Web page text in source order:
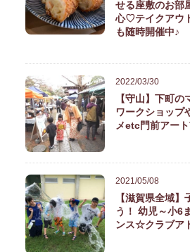
せる座敷のお部
心♡テイクアウ
も随時開催中♪
2022/03/30
【守山】下町
ワークショップ
メetc門前アー
2021/05/08
【滋賀県全域
う！ 幼児～小6
ンス☆クラブア